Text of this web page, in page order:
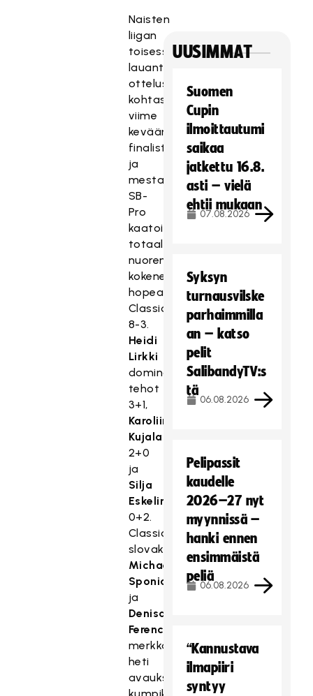
Naisten
liigan
toisessa
lauantain
ottelussa
kohtasivat
viime
kevään
finalistit,
ja
mestari
SB-
Pro
kaatoi
totaalisen
nuorennusleikkauksen
kokeneen
hopea-
Classicin
8-3.
Heidi
Lirkki
dominoi
tehot
3+1,
Karoliina
Kujala
2+0
ja
Silja
Eskelinen
0+2.
Classicin
slovakkivahvistuksista
Michaela
Sponiarova
ja
Denisa
Ferencikova
merkkauttivat
heti
avauksessaan
UUSIMMAT
Suomen
Cupin
ilmoittautumi
saikaa
jatkettu 16.8.
asti – vielä
ehtii mukaan
07.08.2026
Syksyn
turnausvilske
parhaimmilla
an – katso
pelit
SalibandyTV:s
tä
06.08.2026
Pelipassit
kaudelle
2026–27 nyt
myynnissä –
hanki ennen
ensimmäistä
peliä
06.08.2026
“Kannustava
ilmapiiri
syntyy